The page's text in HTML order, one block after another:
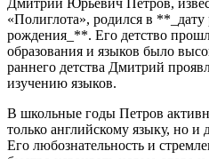
«Полиглота», родился в
рождения_**. Его детство
образования и языков было
раннего детства Дмитрий
изучению языков.
В школьные годы Петров
только английскому языку, но
Его любознательность и